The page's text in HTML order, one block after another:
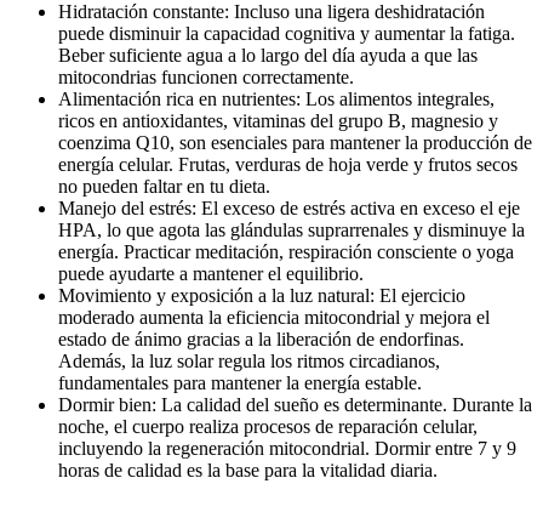
Hidratación constante: Incluso una ligera deshidratación
puede disminuir la capacidad cognitiva y aumentar la fatiga.
Beber suficiente agua a lo largo del día ayuda a que las
mitocondrias funcionen correctamente.
Alimentación rica en nutrientes: Los alimentos integrales,
ricos en antioxidantes, vitaminas del grupo B, magnesio y
coenzima Q10, son esenciales para mantener la producción de
energía celular. Frutas, verduras de hoja verde y frutos secos
no pueden faltar en tu dieta.
Manejo del estrés: El exceso de estrés activa en exceso el eje
HPA, lo que agota las glándulas suprarrenales y disminuye la
energía. Practicar meditación, respiración consciente o yoga
puede ayudarte a mantener el equilibrio.
Movimiento y exposición a la luz natural: El ejercicio
moderado aumenta la eficiencia mitocondrial y mejora el
estado de ánimo gracias a la liberación de endorfinas.
Además, la luz solar regula los ritmos circadianos,
fundamentales para mantener la energía estable.
Dormir bien: La calidad del sueño es determinante. Durante la
noche, el cuerpo realiza procesos de reparación celular,
incluyendo la regeneración mitocondrial. Dormir entre 7 y 9
horas de calidad es la base para la vitalidad diaria.